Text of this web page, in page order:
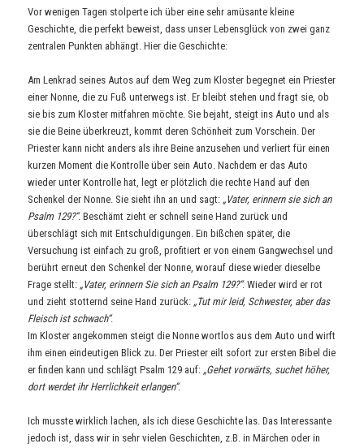
Vor wenigen Tagen stolperte ich über eine sehr amüsante kleine
Geschichte, die perfekt beweist, dass unser Lebensglück von zwei ganz
zentralen Punkten abhängt. Hier die Geschichte:
Am Lenkrad seines Autos auf dem Weg zum Kloster begegnet ein Priester
einer Nonne, die zu Fuß unterwegs ist. Er bleibt stehen und fragt sie, ob
sie bis zum Kloster mitfahren möchte. Sie bejaht, steigt ins Auto und als
sie die Beine überkreuzt, kommt deren Schönheit zum Vorschein. Der
Priester kann nicht anders als ihre Beine anzusehen und verliert für einen
kurzen Moment die Kontrolle über sein Auto. Nachdem er das Auto
wieder unter Kontrolle hat, legt er plötzlich die rechte Hand auf den
Schenkel der Nonne. Sie sieht ihn an und sagt: „Vater, erinnern sie sich an
Psalm 129?“. Beschämt zieht er schnell seine Hand zurück und
überschlägt sich mit Entschuldigungen. Ein bißchen später, die
Versuchung ist einfach zu groß, profitiert er von einem Gangwechsel und
berührt erneut den Schenkel der Nonne, worauf diese wieder dieselbe
Frage stellt: „Vater, erinnern Sie sich an Psalm 129?“. Wieder wird er rot
und zieht stotternd seine Hand zurück: „Tut mir leid, Schwester, aber das
Fleisch ist schwach“.
Im Kloster angekommen steigt die Nonne wortlos aus dem Auto und wirft
ihm einen eindeutigen Blick zu. Der Priester eilt sofort zur ersten Bibel die
er finden kann und schlägt Psalm 129 auf: „Gehet vorwärts, suchet höher,
dort werdet ihr Herrlichkeit erlangen“.
Ich musste wirklich lachen, als ich diese Geschichte las. Das Interessante
jedoch ist, dass wir in sehr vielen Geschichten, z.B. in Märchen oder in